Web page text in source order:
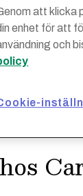
att klicka
enhet för att
och